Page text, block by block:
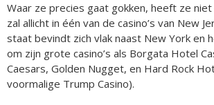
Waar ze precies gaat gokken, heeft ze
zal allicht in één van de casino’s van New
staat bevindt zich vlak naast New York en
om zijn grote casino’s als Borgata Hotel
Caesars, Golden Nugget, en Hard Rock
voormalige Trump Casino).